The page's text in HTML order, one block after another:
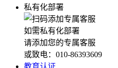
私有化部署
如需私有化部署
请添加您的专属客服
或致电：010-86393609
教育认证